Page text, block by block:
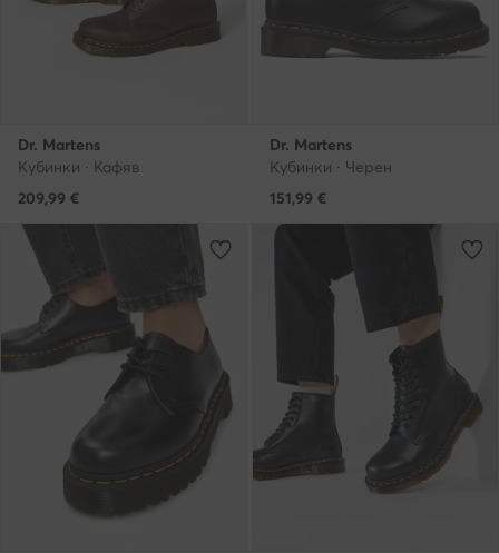
Dr. Martens
Кубинки · Кафяв
209,99 €
Dr. Martens
Кубинки · Черен
151,99 €